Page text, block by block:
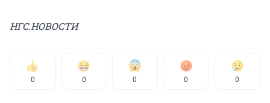
НГС.НОВОСТИ
0 0 0 0 0